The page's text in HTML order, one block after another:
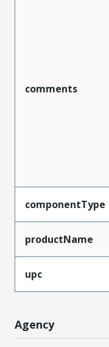
comments
componentType
productName
upc
Agency